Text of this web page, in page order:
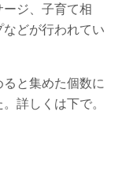
ジ、子育て相
どが行われてい
と集めた個数に
詳しくは下で。